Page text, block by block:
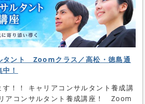
タント Zoomクラス／高松・徳島通
！
す！！ キャリアコンサルタント養成講
アコンサルタント養成講座！ Zoom